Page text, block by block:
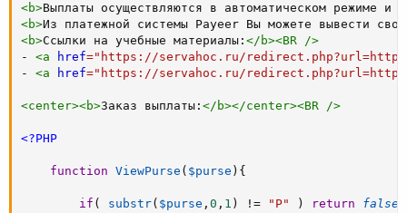
<b>Выплаты осуществляются в автоматическом режиме и
<b>Из платежной системы Payeer Вы можете вывести
<b>Ссылки на учебные материалы: </ b><BR />
- <a href=" https://servahoc.ru/
- <a href=" https://servahoc.ru/
<center><b>Заказ выплаты: </ b></center><BR />
<?PHP
function ViewPurse ( $purse ) {
if ( substr( $purse , 0 , 1 ) != "P" ) return false